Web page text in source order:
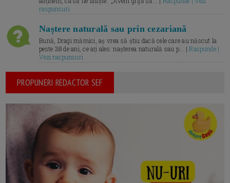
raspunsuri
Naștere naturală sau prin cezariană
Bună, Dragi mămici, aș vrea să știu dacă cele care au născut la
peste 38 de ani, ce ați ales: nașterea naturală sau p... |Raspunde |
Vezi raspunsuri
PROPUNERI REDACTOR SEF